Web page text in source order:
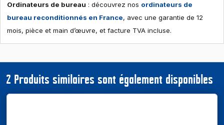
Ordinateurs de bureau : découvrez nos ordinateurs de
bureau reconditionnés en France, avec une garantie de 12
mois, pièce et main d’œuvre, et facture TVA incluse.
2 Produits similaires sont également disponibles